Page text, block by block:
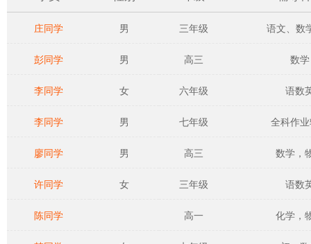
庄同学 男 三年级 语文、数
彭同学 男 高三 数学
李同学 女 六年级 语数
李同学 男 七年级 全科作
廖同学 男 高三 数学，
许同学 女 三年级 语数
陈同学 高一 化学，